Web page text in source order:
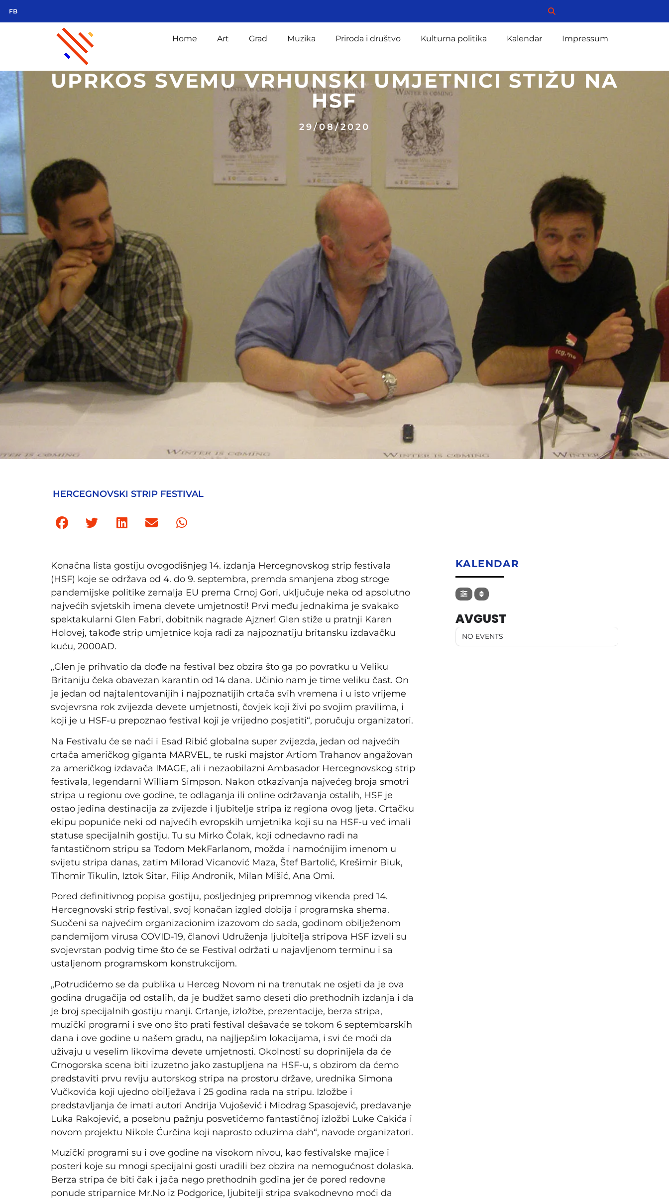
FB
Home Art Grad Muzika Priroda i društvo Kulturna politika Kalendar Impressum
UPRKOS SVEMU VRHUNSKI UMJETNICI STIŽU NA
HSF
29/08/2020
HERCEGNOVSKI STRIP FESTIVAL
Konačna lista gostiju ovogodišnjeg 14. izdanja Hercegnovskog strip festivala
(HSF) koje se održava od 4. do 9. septembra, premda smanjena zbog stroge
pandemijske politike zemalja EU prema Crnoj Gori, uključuje neka od apsolutno
najvećih svjetskih imena devete umjetnosti! Prvi među jednakima je svakako
spektakularni Glen Fabri, dobitnik nagrade Ajzner! Glen stiže u pratnji Karen
Holovej, takođe strip umjetnice koja radi za najpoznatiju britansku izdavačku
kuću, 2000AD.
„Glen je prihvatio da dođe na festival bez obzira što ga po povratku u Veliku
Britaniju čeka obavezan karantin od 14 dana. Učinio nam je time veliku čast. On
je jedan od najtalentovanijih i najpoznatijih crtača svih vremena i u isto vrijeme
svojevrsna rok zvijezda devete umjetnosti, čovjek koji živi po svojim pravilima, i
koji je u HSF-u prepoznao festival koji je vrijedno posjetiti“, poručuju organizatori.
Na Festivalu će se naći i Esad Ribić globalna super zvijezda, jedan od najvećih
crtača američkog giganta MARVEL, te ruski majstor Artiom Trahanov angažovan
za američkog izdavača IMAGE, ali i nezaobilazni Ambasador Hercegnovskog strip
festivala, legendarni William Simpson. Nakon otkazivanja najvećeg broja smotri
stripa u regionu ove godine, te odlaganja ili online održavanja ostalih, HSF je
ostao jedina destinacija za zvijezde i ljubitelje stripa iz regiona ovog ljeta. Crtačku
ekipu popuniće neki od najvećih evropskih umjetnika koji su na HSF-u već imali
statuse specijalnih gostiju. Tu su Mirko Čolak, koji odnedavno radi na
fantastičnom stripu sa Todom MekFarlanom, možda i namoćnijim imenom u
svijetu stripa danas, zatim Milorad Vicanović Maza, Štef Bartolić, Krešimir Biuk,
Tihomir Tikulin, Iztok Sitar, Filip Andronik, Milan Mišić, Ana Omi.
Pored definitivnog popisa gostiju, posljednjeg pripremnog vikenda pred 14.
Hercegnovski strip festival, svoj konačan izgled dobija i programska shema.
Suočeni sa najvećim organizacionim izazovom do sada, godinom obilježenom
pandemijom virusa COVID-19, članovi Udruženja ljubitelja stripova HSF izveli su
svojevrstan podvig time što će se Festival održati u najavljenom terminu i sa
ustaljenom programskom konstrukcijom.
„Potrudićemo se da publika u Herceg Novom ni na trenutak ne osjeti da je ova
godina drugačija od ostalih, da je budžet samo deseti dio prethodnih izdanja i da
je broj specijalnih gostiju manji. Crtanje, izložbe, prezentacije, berza stripa,
muzički programi i sve ono što prati festival dešavaće se tokom 6 septembarskih
dana i ove godine u našem gradu, na najljepšim lokacijama, i svi će moći da
uživaju u veselim likovima devete umjetnosti. Okolnosti su doprinijela da će
Crnogorska scena biti izuzetno jako zastupljena na HSF-u, s obzirom da ćemo
predstaviti prvu reviju autorskog stripa na prostoru države, urednika Simona
Vučkovića koji ujedno obilježava i 25 godina rada na stripu. Izložbe i
predstavljanja će imati autori Andrija Vujošević i Miodrag Spasojević, predavanje
Luka Rakojević, a posebnu pažnju posvetićemo fantastičnoj izložbi Luke Cakića i
novom projektu Nikole Ćurčina koji naprosto oduzima dah“, navode organizatori.
Muzički programi su i ove godine na visokom nivou, kao festivalske majice i
posteri koje su mnogi specijalni gosti uradili bez obzira na nemogućnost dolaska.
Berza stripa će biti čak i jača nego prethodnih godina jer će pored redovne
ponude striparnice Mr.No iz Podgorice, ljubitelji stripa svakodnevno moći da
KALENDAR
AVGUST
NO EVENTS